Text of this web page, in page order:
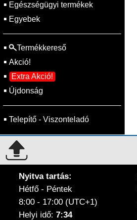
Egészségügyi termékek
Egyebek
Termékkereső
Akció!
Extra Akció!
Újdonság
Telepítő - Viszonteladó
Nyitva tartás:
Hétfő - Péntek
8:00 - 17:00 (UTC+1)
Helyi idő: 7:34